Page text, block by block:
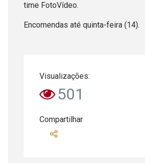
time FotoVídeo.
Encomendas até quinta-feira (14).
Visualizações:
501
Compartilhar